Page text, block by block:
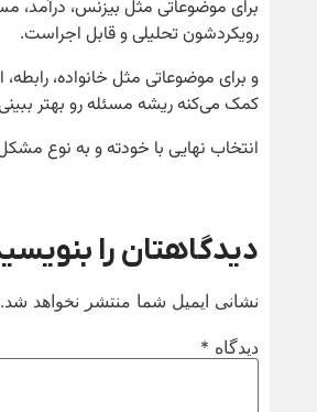
برای موضوعاتی مثل بیزنس، درآمد،
رویکردشون تحلیلی و قابل اجراست.
و برای موضوعاتی مثل خانواده،
کمک می‌کنه ریشه مسئله رو بهتر
انتخاب نهایی با خودته و به نوع
دیدگاهتان را
نشانی ایمیل شما منتشر نخواهد شد.
دیدگاه *